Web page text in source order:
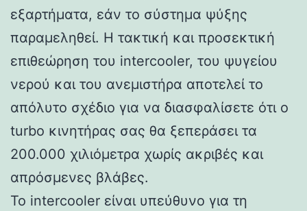
εξαρτήματα, εάν το σύστημα ψύξης
παραμεληθεί. Η τακτική και προσεκτική
επιθεώρηση του intercooler, του ψυγείου
νερού και του ανεμιστήρα αποτελεί το
απόλυτο σχέδιο για να διασφαλίσετε ότι ο
turbo κινητήρας σας θα ξεπεράσει τα
200.000 χιλιόμετρα χωρίς ακριβές και
απρόσμενες βλάβες.
Το intercooler είναι υπεύθυνο για τη